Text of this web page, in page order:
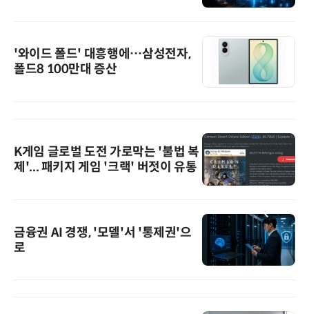
'와이드 폴드' 대흥행에…삼성전자,
폴드8 100만대 증산
K게임 글로벌 도전 가로막는 '불법 복
제'... 패키지 게임 '크랙' 버젓이 유통
금융권 AI 경쟁, '모델'서 '통제권'으
로